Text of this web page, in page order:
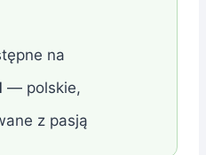
na
— polskie,
z pasją